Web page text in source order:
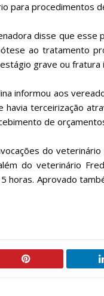
para procedimentos
disse que
ao tratamento
grave ou fratura
informou aos
terceirização
de
do
do veterinário
horas. Aprovado